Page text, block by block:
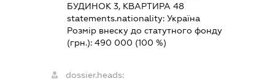
БУДИНОК 3, КВАРТИРА 48
statements.nationality: Україна
Розмір внеску до статутного фонду
(грн.): 490 000 (100 %)
dossier.heads: